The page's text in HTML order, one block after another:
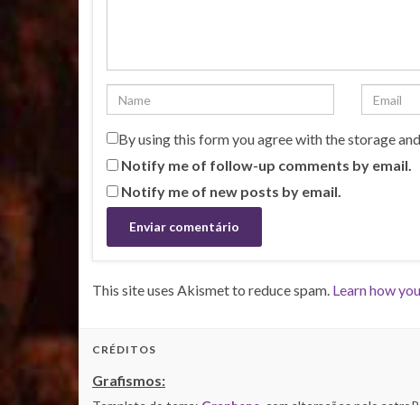
By using this form you agree with the storage
Notify me of follow-up comments by email.
Notify me of new posts by email.
This site uses Akismet to reduce spam. Learn how
CRÉDITOS
Grafismos: